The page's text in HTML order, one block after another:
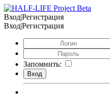
Вход|Регистрация
Вход|Регистрация
Запомнить: